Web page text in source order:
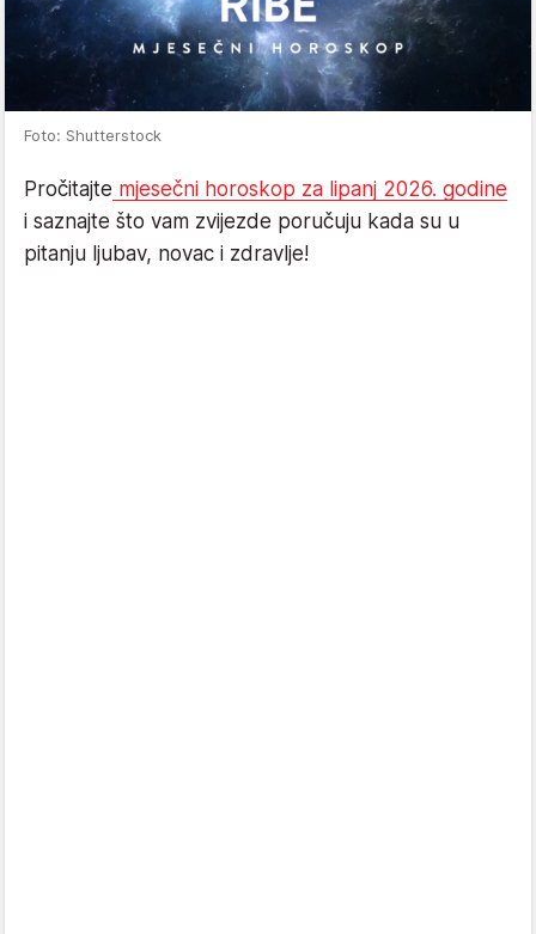
Foto: Shutterstock
Pročitajte mjesečni horoskop za lipanj 2026. godine
i saznajte što vam zvijezde poručuju kada su u
pitanju ljubav, novac i zdravlje!